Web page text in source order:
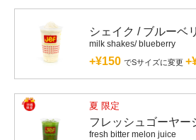
シェイク / ブルーベ
milk shakes/ blueberry
+¥150 でSサイズに変更
夏 限定
フレッシュゴーヤー
fresh bitter melon juice